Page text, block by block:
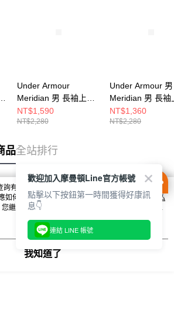
Under Armour
Meridian 男 長袖上衣
1386975-001
NT$1,590
NT$2,280
Under Armour 男
Meridian 男 長袖
1386975-465
NT$1,360
NT$2,280
品全站排行
有關本網站使用 cookie 方式之詳情，及若您不希
如何變更電腦的 cookie 設定，請參閱本網站「
隱私
繼續使用本網站即表示您同意本公司得按本網站使
。
我知道了
歡迎加入摩曼頓Line官方帳號
點擊以下按鈕第一時間獲得好康訊
息👇
連結 LINE 帳號